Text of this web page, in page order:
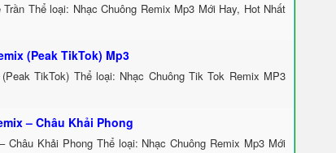
Thể loại: Nhạc Chuông Remix Mp3 Mới Hay, Hot Nhất
(Peak TikTok) Mp3
TikTok) Thể loại: Nhạc Chuông Tik Tok Remix MP3
– Châu Khải Phong
Châu Khải Phong Thể loại: Nhạc Chuông Remix Mp3 Mới